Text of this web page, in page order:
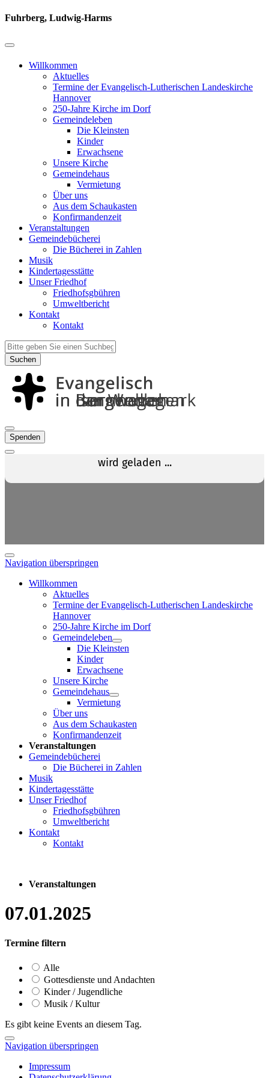
Fuhrberg, Ludwig-Harms
Willkommen
Aktuelles
Termine der Evangelisch-Lutherischen Landeskirche
Hannover
250-Jahre Kirche im Dorf
Gemeindeleben
Die Kleinsten
Kinder
Erwachsene
Unsere Kirche
Gemeindehaus
Vermietung
Über uns
Aus dem Schaukasten
Konfirmandenzeit
Veranstaltungen
Gemeindebücherei
Die Bücherei in Zahlen
Musik
Kindertagesstätte
Unser Friedhof
Friedhofsgbühren
Umweltbericht
Kontakt
Kontakt
Suchen
Spenden
Navigation überspringen
Willkommen
Aktuelles
Termine der Evangelisch-Lutherischen Landeskirche
Hannover
250-Jahre Kirche im Dorf
Gemeindeleben
Die Kleinsten
Kinder
Erwachsene
Unsere Kirche
Gemeindehaus
Vermietung
Über uns
Aus dem Schaukasten
Konfirmandenzeit
Veranstaltungen
Gemeindebücherei
Die Bücherei in Zahlen
Musik
Kindertagesstätte
Unser Friedhof
Friedhofsgbühren
Umweltbericht
Kontakt
Kontakt
Veranstaltungen
07.01.2025
Termine filtern
Alle
Gottesdienste und Andachten
Kinder / Jugendliche
Musik / Kultur
Es gibt keine Events an diesem Tag.
Navigation überspringen
Impressum